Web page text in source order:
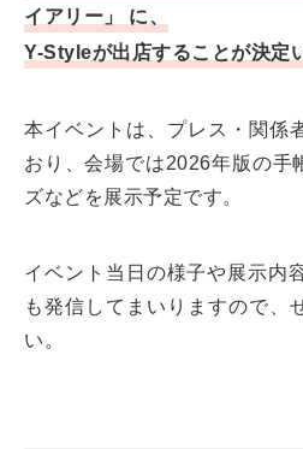
イアリー」 に、
Y-Styleが出店することが決定
本イベントは、プレス・関係
おり、会場では2026年版の手
ズなどを展示予定です。
イベント当日の様子や展示内
も発信してまいりますので、
い。